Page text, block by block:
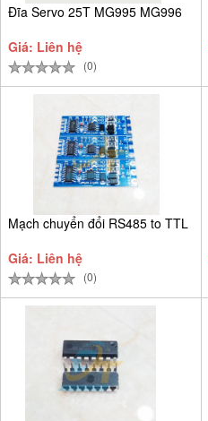
Đĩa Servo 25T MG995 MG996
Giá: Liên hệ
(0)
Mạch chuyển đổi RS485 to TTL
Giá: Liên hệ
(0)